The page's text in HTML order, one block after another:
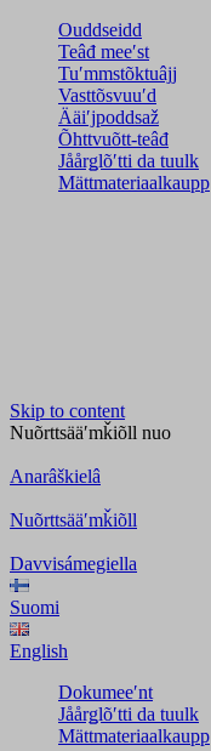
Ouddseidd
Teâđ meeʹst
Tuʹmmstõktuâjj
Vasttõsvuuʹd
Ääiʹjpoddsaž
Õhttvuõtt-teâđ
Jåårǥlõʹtti da tuulk
Mättmateriaalkaupp
Skip to content
Nuõrttsääʹmǩiõll nuo
Anarâškielâ
Nuõrttsääʹmǩiõll
Davvisámegiella
Suomi
English
Dokumeeʹnt
Jåårǥlõʹtti da tuulk
Mättmateriaalkaupp